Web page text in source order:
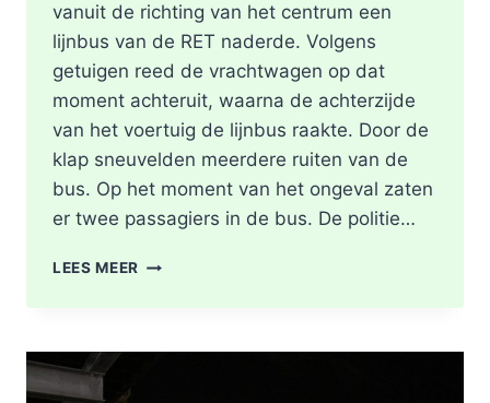
vanuit de richting van het centrum een
lijnbus van de RET naderde. Volgens
getuigen reed de vrachtwagen op dat
moment achteruit, waarna de achterzijde
van het voertuig de lijnbus raakte. Door de
klap sneuvelden meerdere ruiten van de
bus. Op het moment van het ongeval zaten
er twee passagiers in de bus. De politie…
LEES MEER LICHTGEWONDEN
VRACHTWAGEN